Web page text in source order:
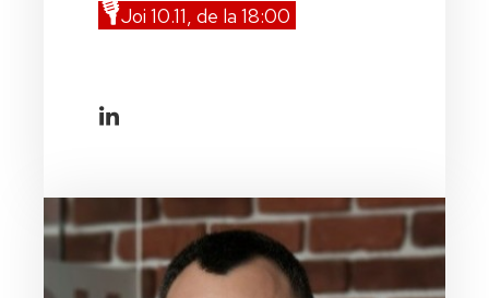
Joi 10.11, de la 18:00